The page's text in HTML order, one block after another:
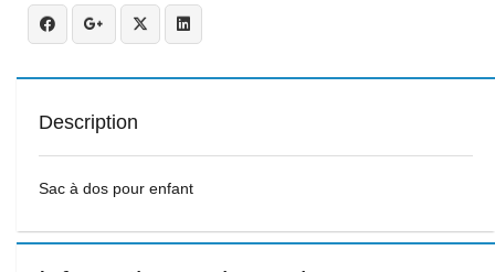
Description
Sac à dos pour enfant